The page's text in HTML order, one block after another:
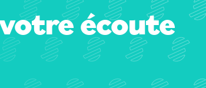
écoute